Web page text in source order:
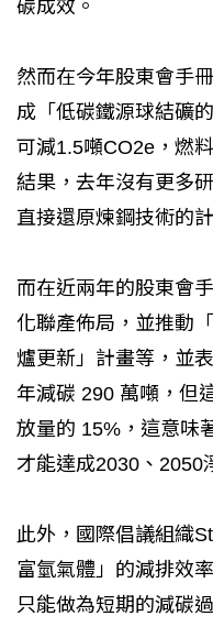
碳成效。
然而在今年股東會手
成「低碳鐵源球結礦
可減1.5噸CO2e，燃
結果，去年沒有更多
直接還原煉鋼技術的
而在近兩年的股東會
化聯產佈局，並推動
爐更新」計畫等，並
年減碳 290 萬噸，但
放量的 15%，這意味
才能達成2030、2050
此外，國際倡議組織
富氫氣體」的減排效
只能做為短期的減碳